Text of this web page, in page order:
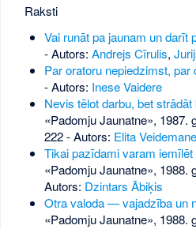
Raksti
Vai runāt pa jaunam un darīt
- Autors: Andrejs Cīrulis,
Par oratoru nepiedzimst, par
- Autors: Inese Vaidere
Nevis tēlot darbu, bet strādāt
«Padomju Jaunatne», 1987.
222- Autors: Elita Veidemane
Tikai pazīdami varam iemīlēt
«Padomju Jaunatne», 1988.
Autors: Dzintars Ābiķis
Otra valoda — vajadzība un
«Padomju Jaunatne», 1988.